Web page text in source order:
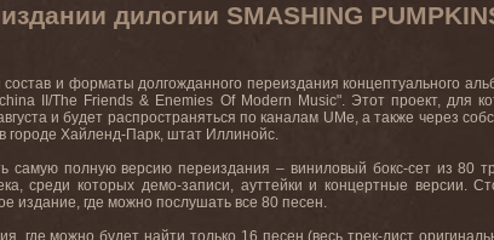
дилогии SMASHING
состав и форматы долгожданного переиздания концептуального
II/The Friends & Enemies Of Modern Music". Этот проект, для
и будет распространяться по каналам UMe, а также через
в городе Хайленд-Парк, штат Иллинойс.
самую полную версию переиздания – виниловый бокс-сет из 80
среди которых демо-записи, ауттейки и концертные версии.
издание, где можно послушать все 80 песен.
можно будет найти только 16 песен (весь трек-лист